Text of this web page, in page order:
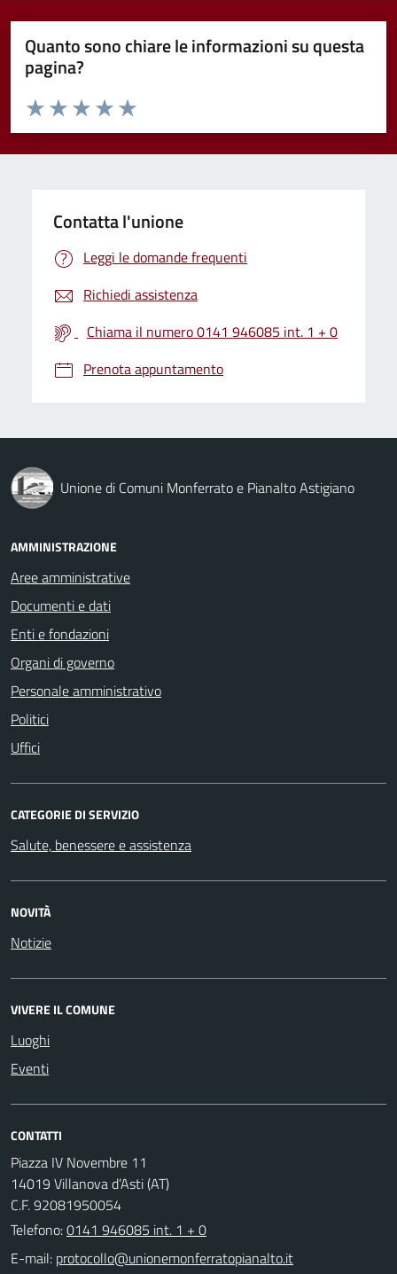
Quanto sono chiare le informazioni su questa
pagina?
Valuta da 1 a 5 stelle la pagina
Valuta 5 stelle su 5
Valuta 4 stelle su 5
Valuta 3 stelle su 5
Valuta 2 stelle su 5
Valuta 1 stelle su 5
Contatta l'unione
Leggi le domande frequenti
Richiedi assistenza
Chiama il numero 0141 946085 int. 1 + 0
Prenota appuntamento
Unione di Comuni Monferrato e Pianalto Astigiano
AMMINISTRAZIONE
Aree amministrative
Documenti e dati
Enti e fondazioni
Organi di governo
Personale amministrativo
Politici
Uffici
CATEGORIE DI SERVIZIO
Salute, benessere e assistenza
NOVITÀ
Notizie
VIVERE IL COMUNE
Luoghi
Eventi
CONTATTI
Piazza IV Novembre 11
14019 Villanova d’Asti (AT)
C.F. 92081950054
Telefono:0141 946085 int. 1 + 0
E-mail: